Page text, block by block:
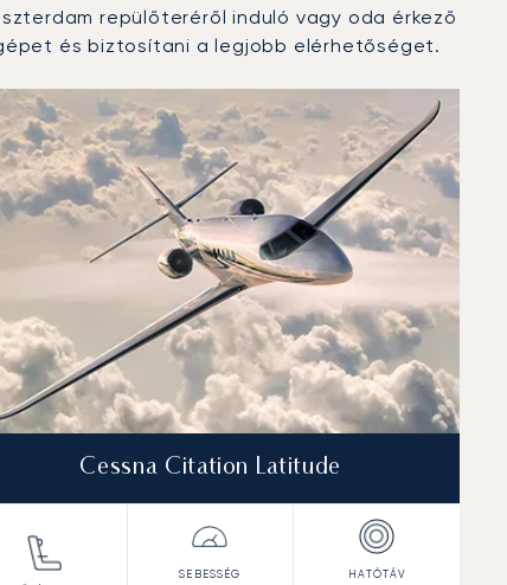
repülőteréről induló vagy oda érkező
és biztosítani a legjobb elérhetőséget.
Cessna Citation Latitude